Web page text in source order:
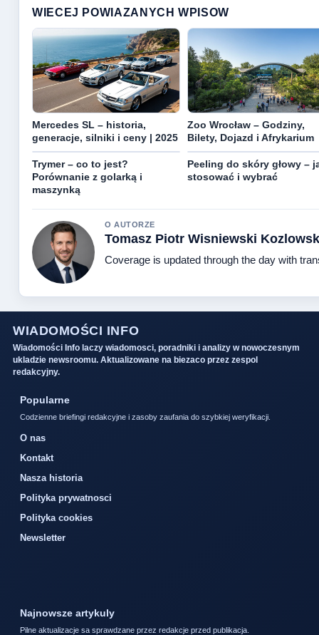
WIECEJ POWIAZANYCH WPISOW
Mercedes SL – historia,
generacje, silniki i ceny | 2025
Zoo Wrocław – Godziny,
Bilety, Dojazd i Afrykarium
Trymer – co to jest?
Porównanie z golarką i
maszynką
Peeling do skóry głowy –
stosować i wybrać
O AUTORZE
Tomasz Piotr Wisniewski
Coverage is updated through the day with
WIADOMOŚCI INFO
Wiadomości Info laczy wiadomosci, poradniki i analizy w nowoczesnym
ukladzie newsroomu. Aktualizowane na biezaco przez zespol
redakcyjny.
Popularne
Codzienne briefingi redakcyjne i zasoby zaufania do szybkiej weryfikacji.
O nas
Kontakt
Nasza historia
Polityka prywatnosci
Polityka cookies
Newsletter
Najnowsze artykuly
Pilne aktualizacje sa sprawdzane przez redakcje przed publikacja.